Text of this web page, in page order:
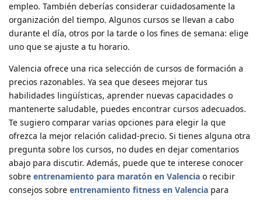
empleo. También deberías considerar cuidadosamente la
organización del tiempo. Algunos cursos se llevan a cabo
durante el día, otros por la tarde o los fines de semana: elige
uno que se ajuste a tu horario.
Valencia ofrece una rica selección de cursos de formación a
precios razonables. Ya sea que desees mejorar tus
habilidades lingüísticas, aprender nuevas capacidades o
mantenerte saludable, puedes encontrar cursos adecuados.
Te sugiero comparar varias opciones para elegir la que
ofrezca la mejor relación calidad-precio. Si tienes alguna otra
pregunta sobre los cursos, no dudes en dejar comentarios
abajo para discutir. Además, puede que te interese conocer
sobre entrenamiento para maratón en Valencia o recibir
consejos sobre entrenamiento fitness en Valencia para